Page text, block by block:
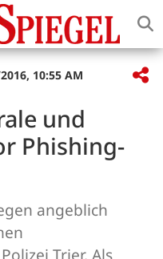
10:55 AM
und
Phishing-
angeblich